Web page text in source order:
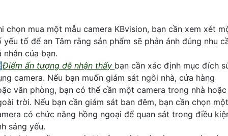
chọn mua một mẫu camera KBvision, bạn cần xem xét
yếu tố để an Tâm rằng sản phẩm sẽ phản ánh đúng nhu
nhân của bạn.
Điểm ấn tượng dễ nhận thấy bạn cần xác định mục đích
camera. Nếu bạn muốn giám sát ngôi nhà, cửa hàng
văn phòng, bạn có thể cần một camera trong nhà hoặc
trời. Nếu bạn cần giám sát ban đêm, bạn cần chọn một
có chức năng hồng ngoại để quan sát trong điều
sáng yếu.